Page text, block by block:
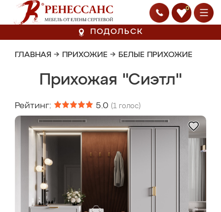
0
ПОДОЛЬСК
ГЛАВНАЯ → ПРИХОЖИЕ → БЕЛЫЕ ПРИХОЖИЕ
Прихожая "Сиэтл"
Рейтинг: 5.0 (1 голос)